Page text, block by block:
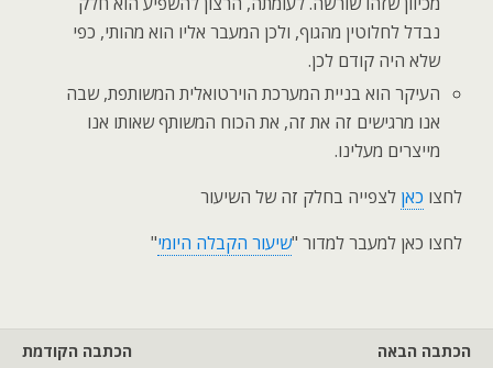
נבדל לחלוטין מהגוף, ולכן המעבר אליו הוא מהותי, כפי
שלא היה קודם לכן.
העיקר הוא בניית המערכת הוירטואלית המשותפת, שבה
אנו מרגישים זה את זה, את הכוח המשותף שאותו אנו
מייצרים מעלינו.
לחצו כאן לצפייה בחלק זה של השיעור
לחצו כאן למעבר למדור "שיעור הקבלה היומי"
הכתבה הקודמת
הכתבה הבאה